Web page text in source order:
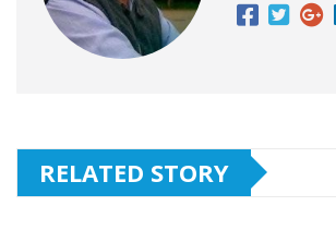
RELATED STORY